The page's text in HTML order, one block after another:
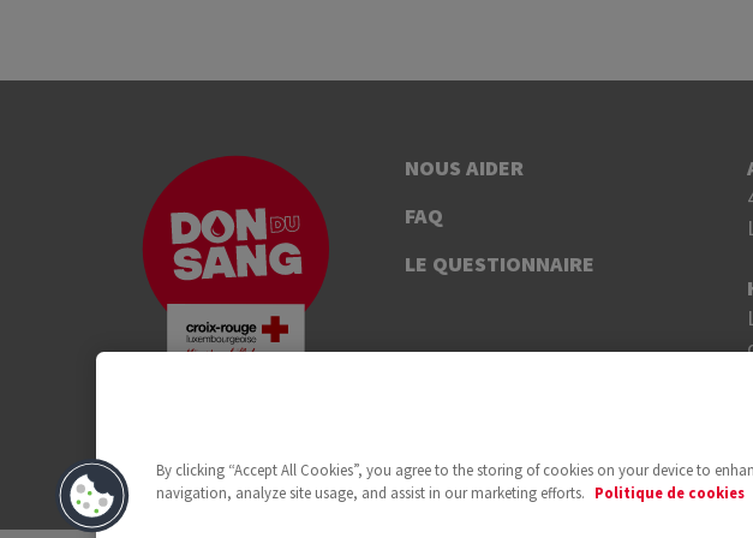
NOUS AIDER
FAQ
LE QUESTIONNAIRE
By clicking “Accept All Cookies”, you agree to the storing of cookies on your device to
navigation, analyze site usage, and assist in our marketing efforts.
Politique de cookies